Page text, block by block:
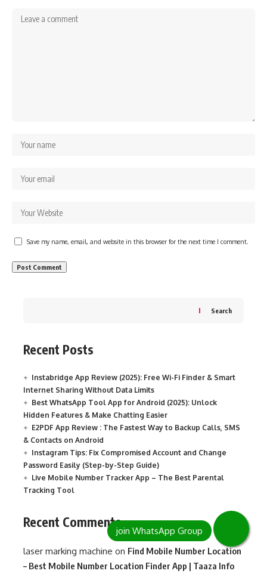
Save my name, email, and website in this browser for the next time I comment.
Search
Recent Posts
Instabridge App Review (2025): Free Wi-Fi Finder & Smart
Internet Sharing Without Data Limits
Best WhatsApp Tool App for Android (2025): Unlock
Hidden Features & Make Chatting Easier
E2PDF App Review : The Fastest Way to Backup Calls, SMS
& Contacts on Android
Instagram Tips: Fix Compromised Account and Change
Password Easily (Step-by-Step Guide)
Live Mobile Number Tracker App – The Best Parental
Tracking Tool
Recent Comments
laser marking machine on Find Mobile Number Location
– Best Mobile Number Location Finder App | Taaza Info